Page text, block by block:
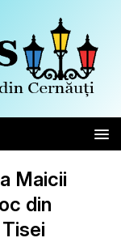
Maicii
din